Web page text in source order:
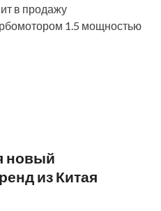
в продажу
1.5 мощностью
новый
из Китая